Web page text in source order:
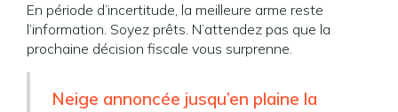
En période d’incertitude, la meilleure arme reste
l’information. Soyez prêts. N’attendez pas que la
prochaine décision fiscale vous surprenne.
Neige annoncée jusqu’en plaine la